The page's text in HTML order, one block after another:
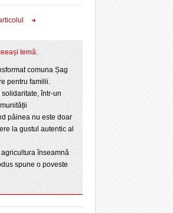
temă:
comuna Șag
pentru familii.
într-un
pâinea nu este doar
la gustul autentic al
înseamnă
spune o poveste